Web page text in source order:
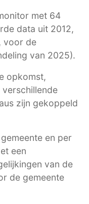
met 64
data uit 2012,
voor de
van 2025).
opkomst,
zijn gekoppeld
en per
een
van de
de gemeente